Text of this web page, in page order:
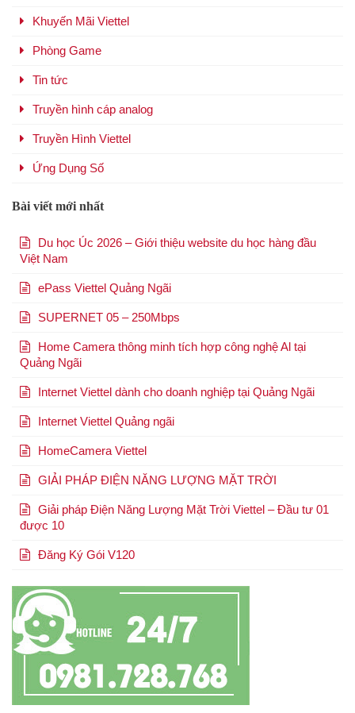
Khuyến Mãi Viettel
Phòng Game
Tin tức
Truyền hình cáp analog
Truyền Hình Viettel
Ứng Dụng Số
Bài viết mới nhất
Du học Úc 2026 – Giới thiệu website du học hàng đầu
Việt Nam
ePass Viettel Quảng Ngãi
SUPERNET 05 – 250Mbps
Home Camera thông minh tích hợp công nghệ Al tại
Quảng Ngãi
Internet Viettel dành cho doanh nghiệp tại Quảng Ngãi
Internet Viettel Quảng ngãi
HomeCamera Viettel
GIẢI PHÁP ĐIỆN NĂNG LƯỢNG MẶT TRỜI
Giải pháp Điện Năng Lượng Mặt Trời Viettel – Đầu tư 01
được 10
Đăng Ký Gói V120